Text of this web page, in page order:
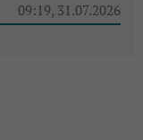
09:19, 31.07.2026